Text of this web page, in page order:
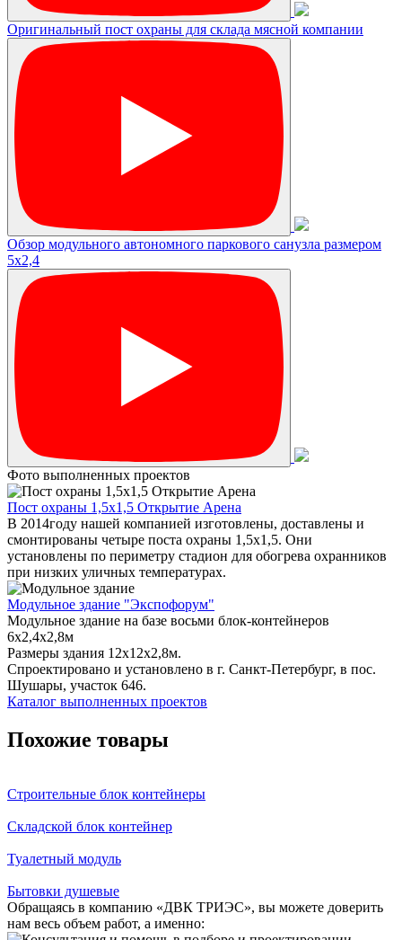
Оригинальный пост охраны для склада мясной компании
Обзор модульного автономного паркового санузла размером
5х2,4
Фото выполненных проектов
Пост охраны 1,5х1,5 Открытие Арена
В 2014году нашей компанией изготовлены, доставлены и
смонтированы четыре поста охраны 1,5х1,5. Они
установлены по периметру стадион для обогрева охранников
при низких уличных температурах.
Модульное здание "Экспофорум"
Модульное здание на базе восьми блок-контейнеров
6x2,4x2,8м
Размеры здания 12х12х2,8м.
Спроектировано и установлено в г. Санкт-Петербург, в пос.
Шушары, участок 646.
Каталог выполненных проектов
Похожие товары
Строительные блок контейнеры
Складской блок контейнер
Туалетный модуль
Бытовки душевые
Обращаясь в компанию «ДВК ТРИЭС», вы можете доверить
нам весь объем работ, а именно: